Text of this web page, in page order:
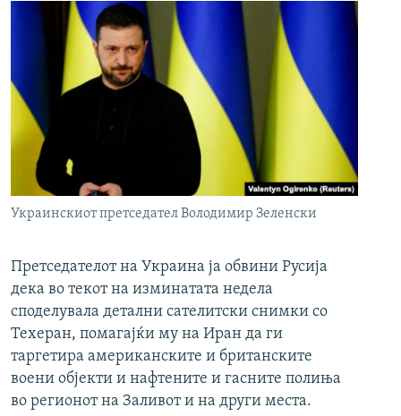
Украинскиот претседател Володимир Зеленски
Претседателот на Украина ја обвини Русија
дека во текот на изминатата недела
споделувала детални сателитски снимки со
Техеран, помагајќи му на Иран да ги
таргетира американските и британските
воени објекти и нафтените и гасните полиња
во регионот на Заливот и на други места.